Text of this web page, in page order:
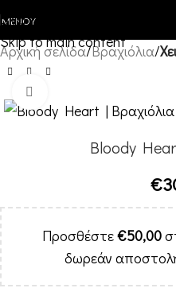
Skip to navigation
Skip to main content
ΜΕΝΟΎ
Αρχική σελίδα Βραχιόλια
Bloody
€
Προσθέστε€50,00
δωρεάν